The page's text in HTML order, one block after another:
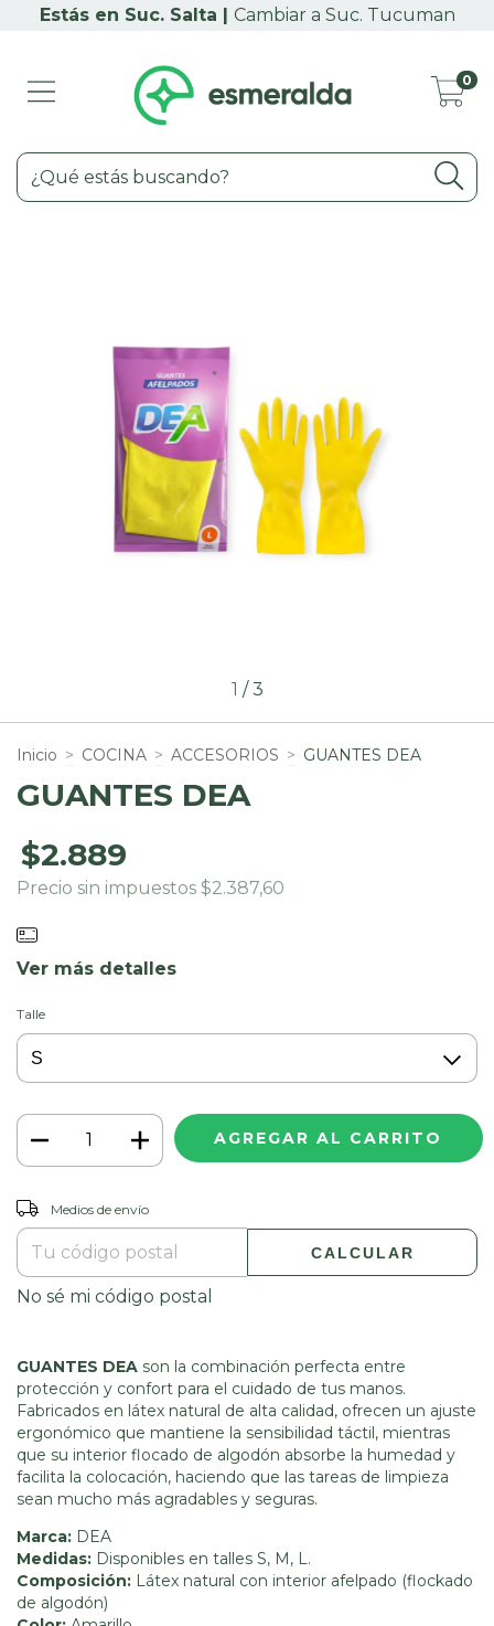
Cambiar a Suc. Tucuman
0
1 /3
Inicio > COCINA > ACCESORIOS > GUANTES DEA
GUANTES DEA
$2.889
Precio sin impuestos $2.387,60
Ver más detalles
Talle
Entregas para el CP:
Medios de envío
CALCULAR
No sé mi código postal
GUANTES DEA son la combinación perfecta entre
protección y confort para el cuidado de tus manos.
Fabricados en látex natural de alta calidad, ofrecen un ajuste
ergonómico que mantiene la sensibilidad táctil, mientras
que su interior flocado de algodón absorbe la humedad y
facilita la colocación, haciendo que las tareas de limpieza
sean mucho más agradables y seguras.
Marca: DEA
Medidas: Disponibles en talles S, M, L.
Composición: Látex natural con interior afelpado (flockado
de algodón)